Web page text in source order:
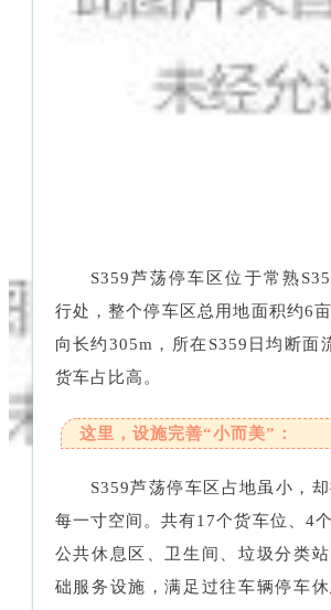
S359芦荡停车区位于常熟
行处，整个停车区总用地面积约6
向长约305m，所在S359日均断面
货车占比高。
这里，设施完善“小而美”：
S359芦荡停车区占地虽小，
每一寸空间。共有17个货车位、4
公共休息区、卫生间、垃圾分类
础服务设施，满足过往车辆停车